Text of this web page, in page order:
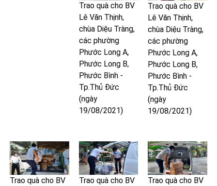
Trao quà cho BV
Lê Văn Thịnh,
chùa Diệu Tràng,
các phường
Phước Long A,
Phước Long B,
Phước Bình -
Tp.Thủ Đức
(ngày
19/08/2021)
Trao quà cho BV
Lê Văn Thịnh,
chùa Diệu Tràng,
các phường
Phước Long A,
Phước Long B,
Phước Bình -
Tp.Thủ Đức
(ngày
19/08/2021)
Trao quà cho BV
Trao quà cho BV
Trao quà cho BV